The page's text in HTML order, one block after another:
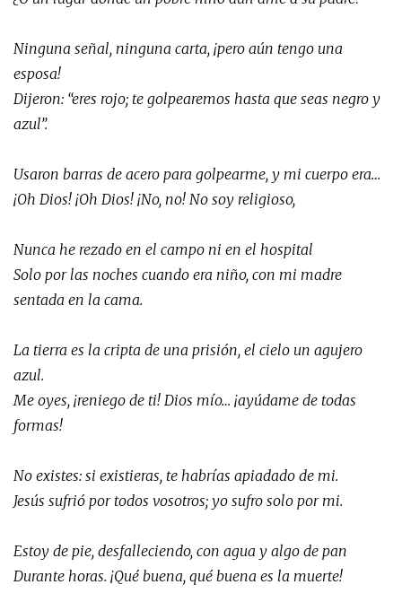
Ninguna señal, ninguna carta, ¡pero aún tengo una
esposa!
Dijeron: “eres rojo; te golpearemos hasta que seas negro y
azul”.
Usaron barras de acero para golpearme, y mi cuerpo era…
¡Oh Dios! ¡Oh Dios! ¡No, no! No soy religioso,
Nunca he rezado en el campo ni en el hospital
Solo por las noches cuando era niño, con mi madre
sentada en la cama.
La tierra es la cripta de una prisión, el cielo un agujero
azul.
Me oyes, ¡reniego de ti! Dios mío… ¡ayúdame de todas
formas!
No existes: si existieras, te habrías apiadado de mi.
Jesús sufrió por todos vosotros; yo sufro solo por mi.
Estoy de pie, desfalleciendo, con agua y algo de pan
Durante horas. ¡Qué buena, qué buena es la muerte!